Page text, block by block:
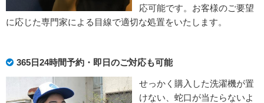
応可能です。お客様のご要望
に応じた専門家による目線で適切な処置をいたします。
365日24時間予約・即日のご対応も可能
せっかく購入した洗濯機が置
けない、蛇口が当たらないよ